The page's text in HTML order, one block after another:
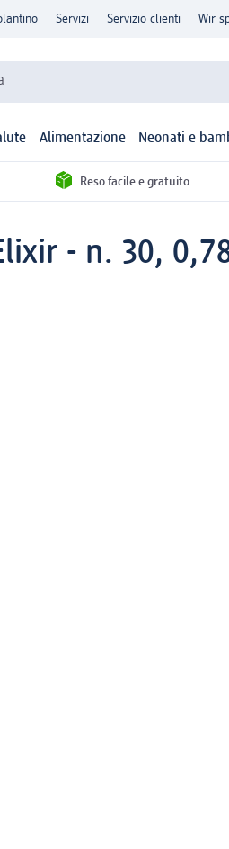
Servizi Servizio clienti Wir
Alimentazione Neonati e
Reso facile e gratuito
- n. 30,